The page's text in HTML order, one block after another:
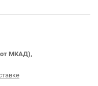
от МКАД),